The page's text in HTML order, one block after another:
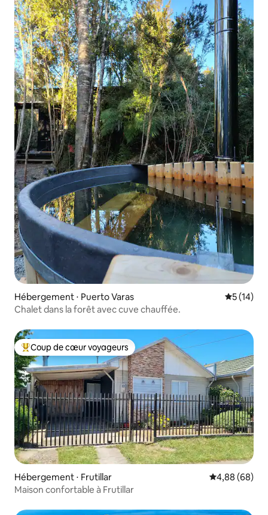
Hébergement ⋅ Puerto Varas
5 (14)
Chalet dans la forêt avec cuve chauffée.
Coups de cœur voyageurs les plus appréciés
Coup de cœur voyageurs
Hébergement ⋅ Frutillar Évaluation
4,88 (68)
Maison confortable à Frutillar